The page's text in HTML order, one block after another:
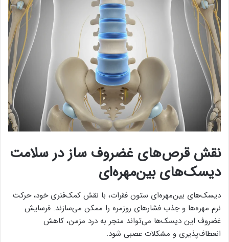
نقش قرص‌های غضروف‌ ساز در سلامت
دیسک‌های بین‌مهره‌ای
دیسک‌های بین‌مهره‌ای ستون فقرات، با نقش کمک‌فنری خود، حرکت
نرم مهره‌ها و جذب فشارهای روزمره را ممکن می‌سازند. فرسایش
غضروف این دیسک‌ها می‌تواند منجر به درد مزمن، کاهش
انعطاف‌پذیری و مشکلات عصبی شود.